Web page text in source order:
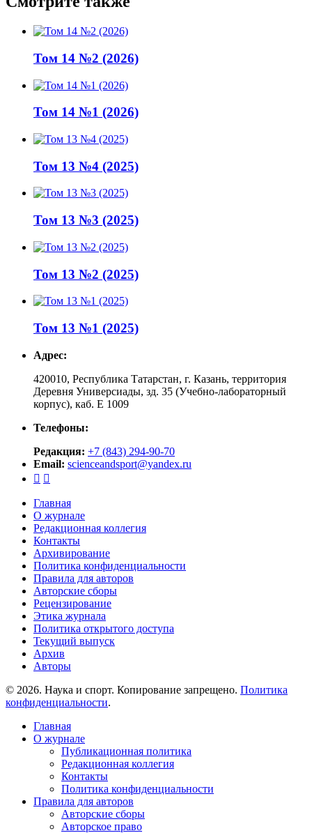
Том 14 №2 (2026)
Том 14 №1 (2026)
Том 13 №4 (2025)
Том 13 №3 (2025)
Том 13 №2 (2025)
Том 13 №1 (2025)
Адрес:
420010, Республика Татарстан, г. Казань, территория
Деревня Универсиады, зд. 35 (Учебно-лабораторный
корпус), каб. Е 1009
Телефоны:
Редакция: +7 (843) 294-90-70
Email: scienceandsport@yandex.ru
 
Главная
О журнале
Редакционная коллегия
Контакты
Архивирование
Политика конфиденциальности
Правила для авторов
Авторские сборы
Рецензирование
Этика журнала
Политика открытого доступа
Текущий выпуск
Архив
Авторы
© 2026. Наука и спорт. Копирование запрещено. Политика
конфиденциальности.
Главная
О журнале
Публикационная политика
Редакционная коллегия
Контакты
Политика конфиденциальности
Правила для авторов
Авторские сборы
Авторское право